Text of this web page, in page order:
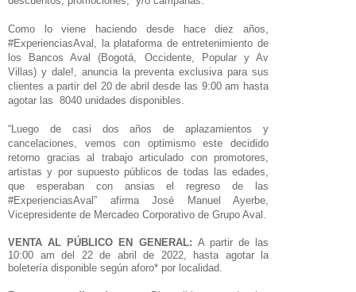
Como lo viene haciendo desde hace diez años,
#ExperienciasAval, la plataforma de entretenimiento de
los Bancos Aval (Bogotá, Occidente, Popular y Av
Villas) y dale!, anuncia la preventa exclusiva para sus
clientes a partir del 20 de abril desde las 9:00 am hasta
agotar las 8040 unidades disponibles.
“Luego de casi dos años de aplazamientos y
cancelaciones, vemos con optimismo este decidido
retorno gracias al trabajo articulado con promotores,
artistas y por supuesto públicos de todas las edades,
que esperaban con ansias el regreso de las
#ExperienciasAval” afirma José Manuel Ayerbe,
Vicepresidente de Mercadeo Corporativo de Grupo Aval.
VENTA AL PÚBLICO EN GENERAL: A partir de las
10:00 am del 22 de abril de 2022, hasta agotar la
boletería disponible según aforo* por localidad.